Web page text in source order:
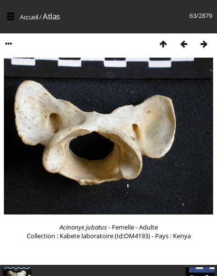
63/2879
Accueil/Atlas
Acinonyx jubatus- Femelle - Adulte
Collection : Kabete laboratoire (Id:OM4193) - Pays : Kenya